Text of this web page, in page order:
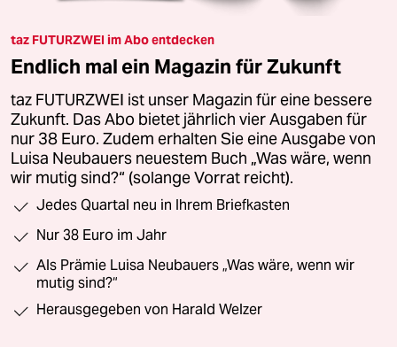
taz FUTURZWEI im Abo entdecken
Endlich mal ein Magazin für Zukunft
taz FUTURZWEI ist unser Magazin für eine bessere
Zukunft. Das Abo bietet jährlich vier Ausgaben für
nur 38 Euro. Zudem erhalten Sie eine Ausgabe von
Luisa Neubauers neuestem Buch „Was wäre, wenn
wir mutig sind?“ (solange Vorrat reicht).
Jedes Quartal neu in Ihrem Briefkasten
Nur 38 Euro im Jahr
Als Prämie Luisa Neubauers „Was wäre, wenn wir
mutig sind?“
Herausgegeben von Harald Welzer